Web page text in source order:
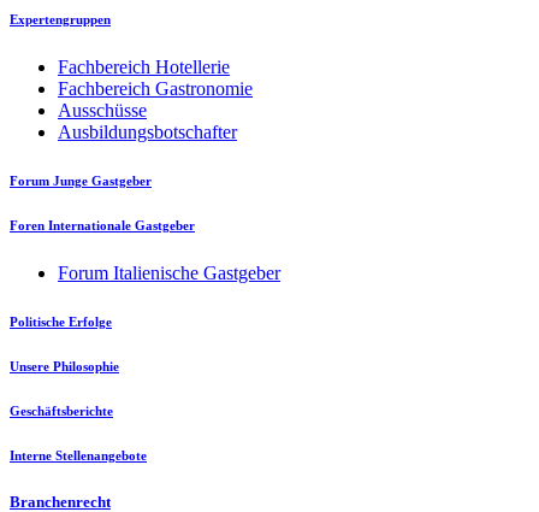
Expertengruppen
Fachbereich Hotellerie
Fachbereich Gastronomie
Ausschüsse
Ausbildungsbotschafter
Forum Junge Gastgeber
Foren Internationale Gastgeber
Forum Italienische Gastgeber
Politische Erfolge
Unsere Philosophie
Geschäftsberichte
Interne Stellenangebote
Branchenrecht